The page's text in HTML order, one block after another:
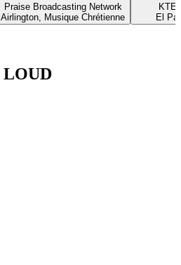
Praise Broadcasting Network
Airlington, Musique Chrétienne
El
LOUD